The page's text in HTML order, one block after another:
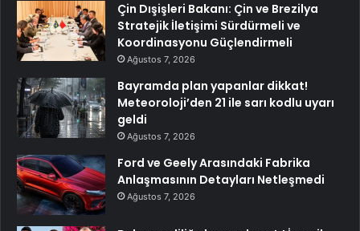
Çin Dışişleri Bakanı: Çin ve Brezilya
Stratejik İletişimi Sürdürmeli ve
Koordinasyonu Güçlendirmeli
Ağustos 7, 2026
Bayramda plan yapanlar dikkat!
Meteoroloji’den 21 ile sarı kodlu uyarı
geldi
Ağustos 7, 2026
Ford ve Geely Arasındaki Fabrika
Anlaşmasının Detayları Netleşmedi
Ağustos 7, 2026